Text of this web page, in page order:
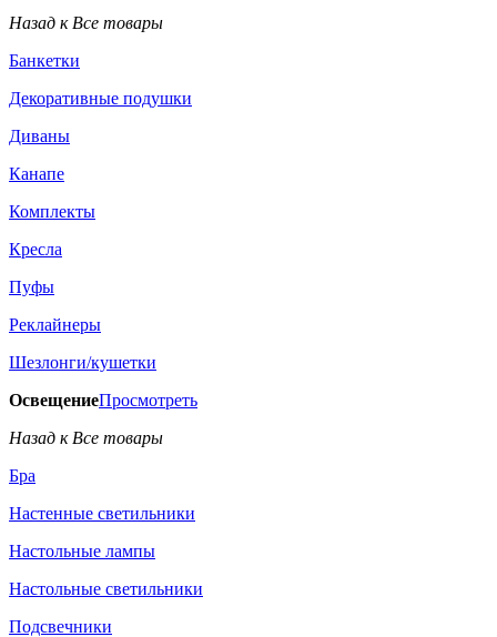
Назад к Все товары
Банкетки
Декоративные подушки
Диваны
Канапе
Комплекты
Кресла
Пуфы
Реклайнеры
Шезлонги/кушетки
ОсвещениеПросмотреть
Назад к Все товары
Бра
Настенные светильники
Настольные лампы
Настольные светильники
Подсвечники